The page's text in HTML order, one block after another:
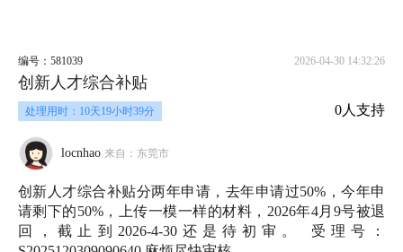
编号：581039 2026-04-30 14:32:26
创新人才综合补贴
处理用时：10天19小时39分 0人支持
locnhao 来自：东莞市
创新人才综合补贴分两年申请，去年申请过50%，今年申
请剩下的50%，上传一模一样的材料，2026年4月9号被退
回，截止到2026-4-30还是待初审。 受理号：